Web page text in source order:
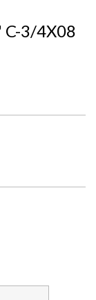
C-3/4X08